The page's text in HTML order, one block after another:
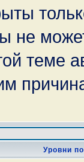
не
теме
Уровни